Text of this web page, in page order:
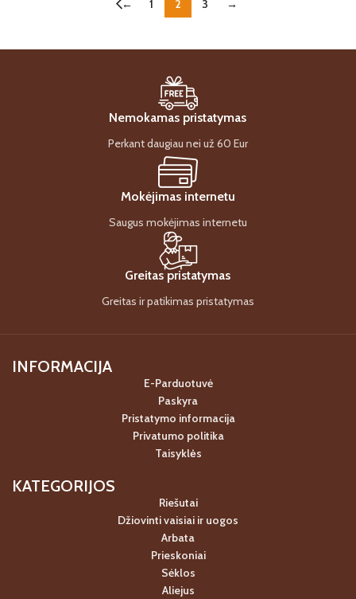
← 1 2 3 →
Nemokamas pristatymas
Perkant daugiau nei už 60 Eur
Mokėjimas internetu
Saugus mokėjimas internetu
Greitas pristatymas
Greitas ir patikimas pristatymas
INFORMACIJA
E-Parduotuvė
Paskyra
Pristatymo informacija
Privatumo politika
Taisyklės
KATEGORIJOS
Riešutai
Džiovinti vaisiai ir uogos
Arbata
Prieskoniai
Sėklos
Aliejus